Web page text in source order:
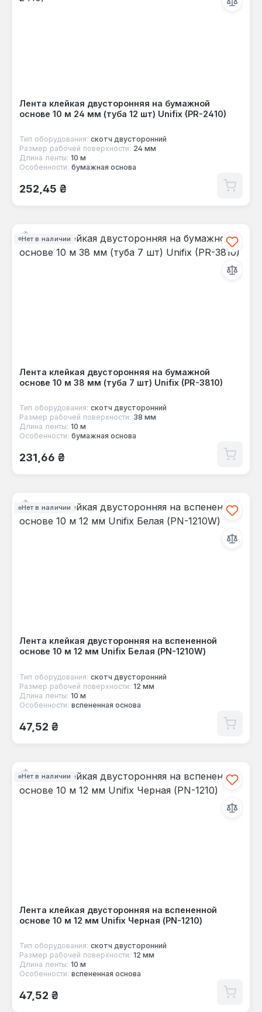
Лента клейкая двусторонняя на бумажной
основе 10 м 24 мм (туба 12 шт) Unifix (PR-2410)
Тип оборудования: скотч двусторонний
Размер рабочей поверхности: 24 мм
Длина ленты: 10 м
Особенности: бумажная основа
Обычная цена:
252,45 ₴
Нет в наличии
Лента клейкая двусторонняя на бумажной
основе 10 м 38 мм (туба 7 шт) Unifix (PR-3810)
Тип оборудования: скотч двусторонний
Размер рабочей поверхности: 38 мм
Длина ленты: 10 м
Особенности: бумажная основа
Обычная цена:
231,66 ₴
Нет в наличии
Лента клейкая двусторонняя на вспененной
основе 10 м 12 мм Unifix Белая (PN-1210W)
Тип оборудования: скотч двусторонний
Размер рабочей поверхности: 12 мм
Длина ленты: 10 м
Особенности: вспененная основа
Обычная цена:
47,52 ₴
Нет в наличии
Лента клейкая двусторонняя на вспененной
основе 10 м 12 мм Unifix Черная (PN-1210)
Тип оборудования: скотч двусторонний
Размер рабочей поверхности: 12 мм
Длина ленты: 10 м
Особенности: вспененная основа
Обычная цена:
47,52 ₴